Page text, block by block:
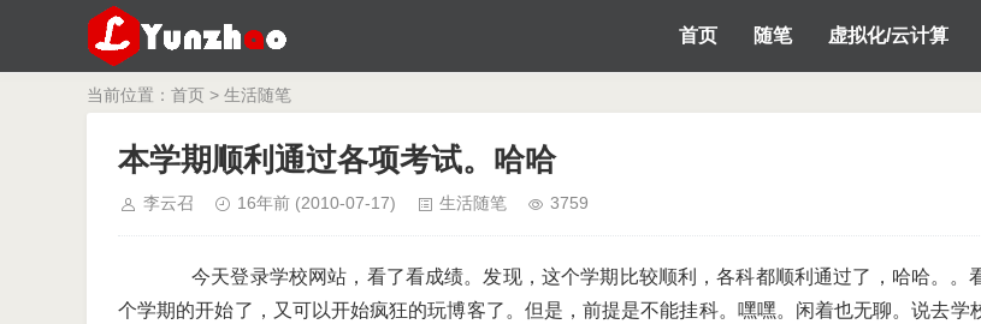
首页 随笔 虚拟化/云计算
当前位置： 首页 > 生活随笔
本学期顺利通过各项考试。哈哈
李云召 16年前 (2010-07-17) 生活随笔 3759
今天登录学校网站，看了看成绩。发现，这个学期比较顺利，各科都顺利通过了，哈哈。。
个学期的开始了，又可以开始疯狂的玩博客了。但是，前提是不能挂科。嘿嘿。闲着也无聊。说去学